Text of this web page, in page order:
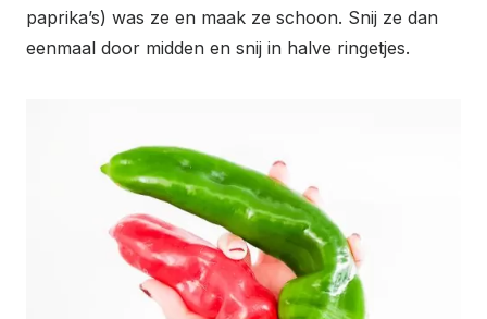
paprika’s) was ze en maak ze schoon. Snij ze dan
eenmaal door midden en snij in halve ringetjes.